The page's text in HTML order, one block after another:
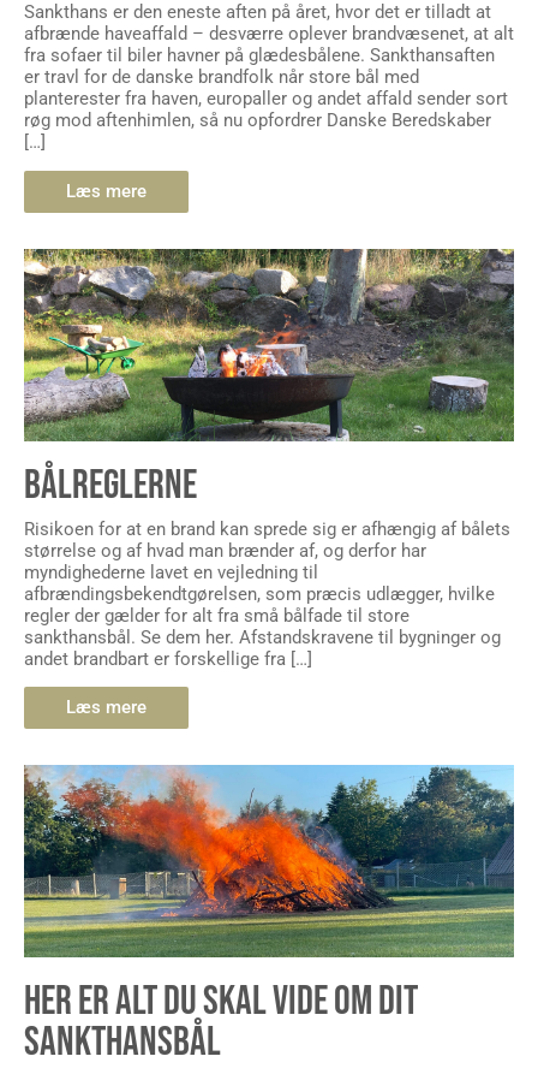
Sankthans er den eneste aften på året, hvor det er tilladt at
afbrænde haveaffald – desværre oplever brandvæsenet, at alt
fra sofaer til biler havner på glædesbålene. Sankthansaften
er travl for de danske brandfolk når store bål med
planterester fra haven, europaller og andet affald sender sort
røg mod aftenhimlen, så nu opfordrer Danske Beredskaber
[…]
Læs mere
BÅLREGLERNE
Risikoen for at en brand kan sprede sig er afhængig af bålets
størrelse og af hvad man brænder af, og derfor har
myndighederne lavet en vejledning til
afbrændingsbekendtgørelsen, som præcis udlægger, hvilke
regler der gælder for alt fra små bålfade til store
sankthansbål. Se dem her. Afstandskravene til bygninger og
andet brandbart er forskellige fra […]
Læs mere
HER ER ALT DU SKAL VIDE OM DIT
SANKTHANSBÅL